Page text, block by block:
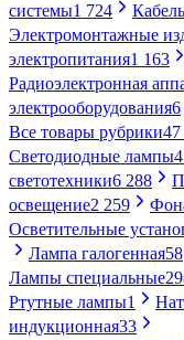
системы1 724
Электромонтажные
электропитания1 163
Радиоэлектронная
электрооборудования6
Все товары рубрики47
Светодиодные лампы
светотехники6 288
освещение2 259
Осветительные
Лампа галогенная58
Лампы специальные
Ртутные лампы1
индукционная33